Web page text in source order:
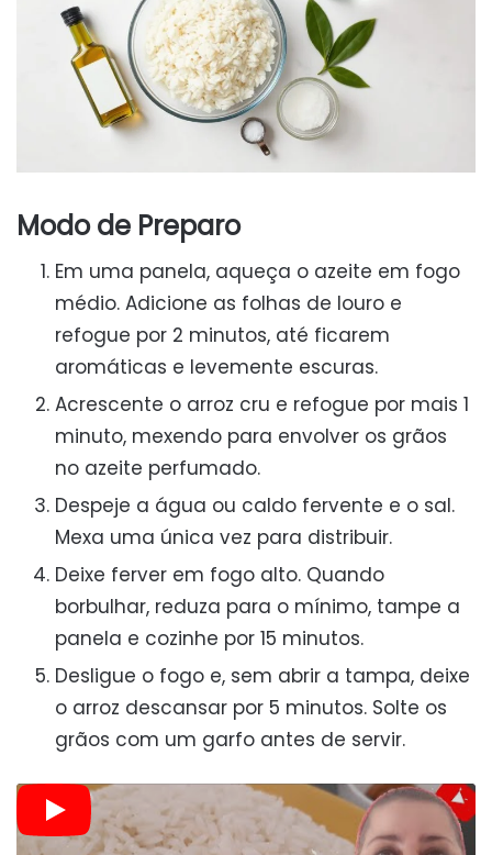
Modo de Preparo
Em uma panela, aqueça o azeite em fogo
médio. Adicione as folhas de louro e
refogue por 2 minutos, até ficarem
aromáticas e levemente escuras.
Acrescente o arroz cru e refogue por mais 1
minuto, mexendo para envolver os grãos
no azeite perfumado.
Despeje a água ou caldo fervente e o sal.
Mexa uma única vez para distribuir.
Deixe ferver em fogo alto. Quando
borbulhar, reduza para o mínimo, tampe a
panela e cozinhe por 15 minutos.
Desligue o fogo e, sem abrir a tampa, deixe
o arroz descansar por 5 minutos. Solte os
grãos com um garfo antes de servir.